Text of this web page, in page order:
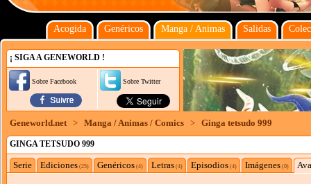
Acogida Genéricos Manga / Animas Salidas
¡ SIGA A GENEWORLD !
Sobre Facebook Sobre Twitter
Geneworld.net > Manga / Animas / Comics > Ginga tetsudo 999
GINGA TETSUDO 999
Serie Ediciones (25) Genéricos (4) Letras (4) Episodios (4) Imágenes (0)